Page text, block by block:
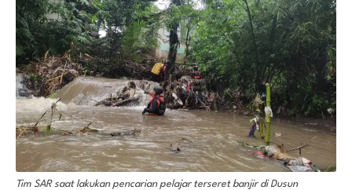
Tim SAR saat lakukan pencarian pelajar terseret banjir di Dusun